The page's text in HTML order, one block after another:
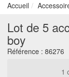
Accueil
Lot de 5
boy
Référence : 86276
1